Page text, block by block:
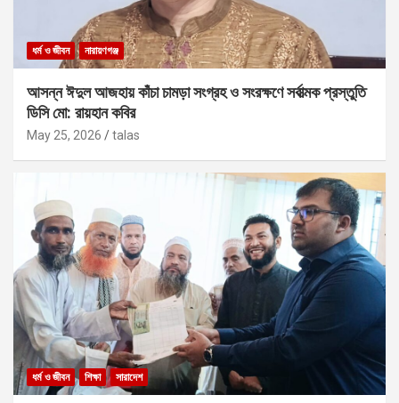
ধর্ম ও জীবন নারায়ণগঞ্জ
আসন্ন ঈদুল আজহায় কাঁচা চামড়া সংগ্রহ ও সংরক্ষণে সর্বাত্মক প্রস্তুতি
ডিসি মো: রায়হান কবির
May 25, 2026 talas
ধর্ম ও জীবন শিক্ষা সারাদেশ